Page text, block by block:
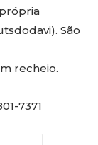
São
recheio.
7371